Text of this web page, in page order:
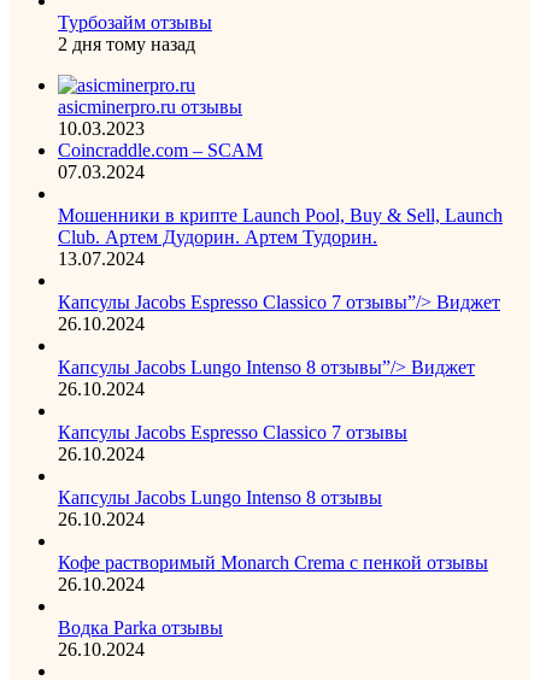
Турбозайм отзывы
2 дня тому назад
asicminerpro.ru отзывы
10.03.2023
Coincraddle.com – SCAM
07.03.2024
Мошенники в крипте Launch Pool, Buy & Sell, Launch
Club. Артем Дудорин. Артем Тудорин.
13.07.2024
Капсулы Jacobs Espresso Classico 7 отзывы”/> Виджет
26.10.2024
Капсулы Jacobs Lungo Intenso 8 отзывы”/> Виджет
26.10.2024
Капсулы Jacobs Espresso Classico 7 отзывы
26.10.2024
Капсулы Jacobs Lungo Intenso 8 отзывы
26.10.2024
Кофе растворимый Monarch Crema с пенкой отзывы
26.10.2024
Водка Parka отзывы
26.10.2024